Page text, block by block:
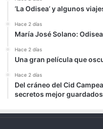
‘La Odisea’ y algunos
Hace 2 días
María José Solano:
Hace 2 días
Una gran película que
Hace 2 días
Del cráneo del Cid
secretos mejor